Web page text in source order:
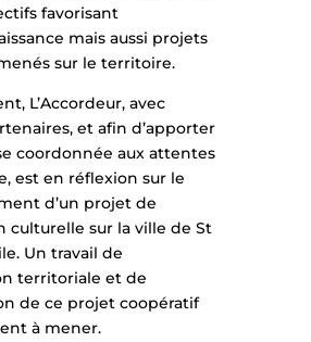
favorisant
mais aussi projets
sur le territoire.
L’Accordeur, avec
et afin d’apporter
coordonnée aux attentes
est en réflexion sur le
d’un projet de
culturelle sur la ville de St
Un travail de
territoriale et de
de ce projet coopératif
à mener.